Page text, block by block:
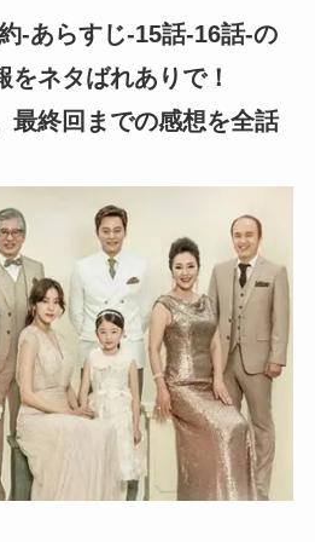
-あらすじ-15話-16話-の
ネタばれありで！
最終回までの感想を全話